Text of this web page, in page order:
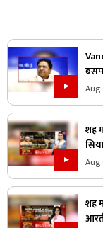
Aug
शह
Aug
शह